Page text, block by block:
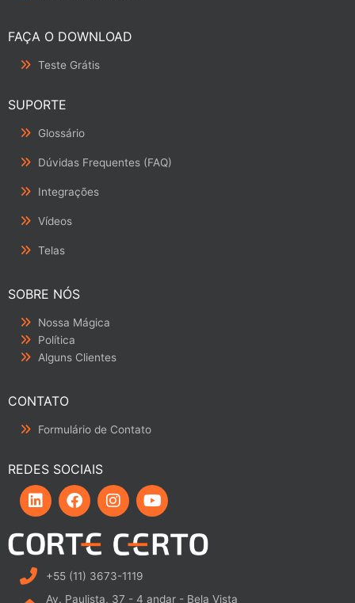
FAÇA O DOWNLOAD
Teste Grátis
SUPORTE
Glossário
Dúvidas Frequentes (FAQ)
Integrações
Vídeos
Telas
SOBRE NÓS
Nossa Mágica
Política
Alguns Clientes
CONTATO
Formulário de Contato
REDES SOCIAIS
L
i
n
k
e
d
i
F
a
c
e
b
o
k
I
n
s
t
a
r
a
Y
o
u
t
u
+55 (11) 3673-1119
Av. Paulista, 37 - 4 andar - Bela Vista